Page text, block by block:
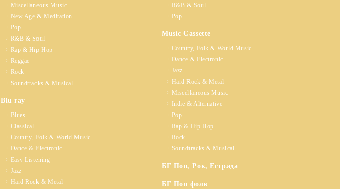
Miscellaneous Music
New Age & Meditation
Pop
R&B & Soul
Rap & Hip Hop
Reggae
Rock
Soundtracks & Musical
Blu ray
Blues
Classical
Country, Folk & World Music
Dance & Electronic
Easy Listening
Jazz
Hard Rock & Metal
R&B & Soul
Pop
Music Cassette
Country, Folk & World Music
Dance & Electronic
Jazz
Hard Rock & Metal
Miscellaneous Music
Indie & Alternative
Pop
Rap & Hip Hop
Rock
Soundtracks & Musical
БГ Поп, Рок, Естрада
БГ Поп фолк